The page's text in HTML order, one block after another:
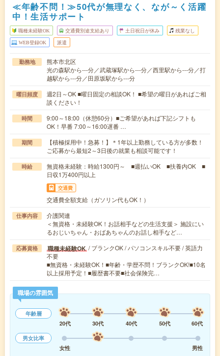
≪年齢不問！≫50代が無理なく、なが～く活躍
中！生活サポート
職種未経験OK 交通費別途支給あり 土日祝日が休み 残業なし
WEB登録OK 派遣
勤務地
熊本市北区
光の森駅から---分／武蔵塚駅から---分／西里駅から---分／打
越駅から---分／田原坂駅から---分
曜日頻度
週2日～OK ■曜日固定の相談OK！ ■希望の曜日があればご相
談ください！
時間
9:00～18:00（休憩60分）■ご希望があれば下記シフトも
OK！早番 7:00～16:00遅番 …
期間
【積極採用中！急募！】＊1年以上勤務している方が多数！
ご応募から最短2～3日後の就業も相談可能です！
時給
無資格未経験：時給1300円～ ■週払いOK ■扶養内OK ■
日収1万400円以上
交通費
交通費全額支給（ガソリン代もOK！）
仕事内容
介護関連
＜無資格・未経験OK！お話相手などの生活支援＞ 施設にい
るおじいちゃん・おばあちゃんのお話し相手など…
応募資格 職種未経験OK / ブランクOK / パソコンスキル不要 / 英語力
不要
■無資格・未経験OK！■年齢・学歴不問！ブランクOK!■10名
以上採用予定！■履歴書不要■社会保険完…
職場の雰囲気
年齢層
20代
30代 40代 50代
60代
男女比率
女性
男性